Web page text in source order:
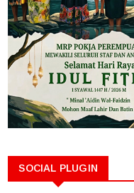
SOCIAL PLUGIN